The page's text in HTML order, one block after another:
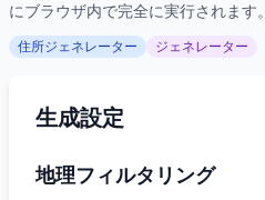
にブラウザ内で完全に実行されます。
住所ジェネレーター ジェネレーター
生成設定
地理フィルタリング